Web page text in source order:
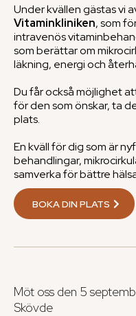
Under kvällen gästas vi
Vitaminkliniken, som
intravenös
som berättar om
läkning, energi och
Du får också möjlighet
för den som önskar, ta
plats.
En kväll för dig som är
behandlingar,
samverka för bättre
BOKA DIN PLATS
Möt oss den 5
Skövde